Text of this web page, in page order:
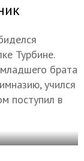
Турбине.
брата
учился
поступил в